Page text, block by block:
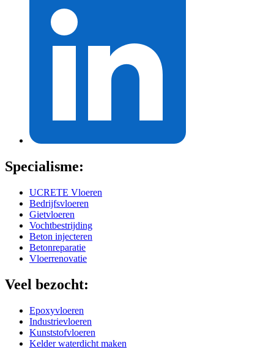
Specialisme:
UCRETE Vloeren
Bedrijfsvloeren
Gietvloeren
Vochtbestrijding
Beton injecteren
Betonreparatie
Vloerrenovatie
Veel bezocht:
Epoxyvloeren
Industrievloeren
Kunststofvloeren
Kelder waterdicht maken